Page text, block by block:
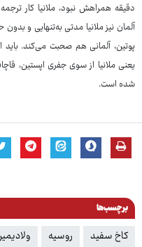
آلمان نیز ملانیا مدتی به‌تنهایی و
پوتین، آلمانی هم صحبت می‌کند. باید
یعنی ملانیا از سوی جفری اپستین،
شده است.
برچسب‌ها
کاخ سفید روسیه